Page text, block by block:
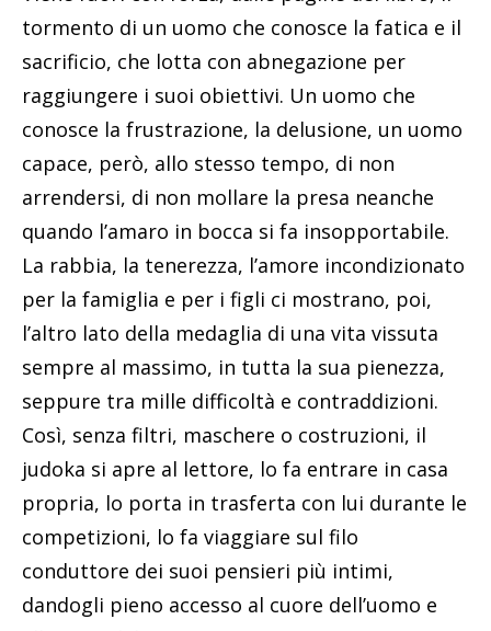
tormento di un uomo che conosce la fatica e il
sacrificio, che lotta con abnegazione per
raggiungere i suoi obiettivi. Un uomo che
conosce la frustrazione, la delusione, un uomo
capace, però, allo stesso tempo, di non
arrendersi, di non mollare la presa neanche
quando l’amaro in bocca si fa insopportabile.
La rabbia, la tenerezza, l’amore incondizionato
per la famiglia e per i figli ci mostrano, poi,
l’altro lato della medaglia di una vita vissuta
sempre al massimo, in tutta la sua pienezza,
seppure tra mille difficoltà e contraddizioni.
Così, senza filtri, maschere o costruzioni, il
judoka si apre al lettore, lo fa entrare in casa
propria, lo porta in trasferta con lui durante le
competizioni, lo fa viaggiare sul filo
conduttore dei suoi pensieri più intimi,
dandogli pieno accesso al cuore dell’uomo e